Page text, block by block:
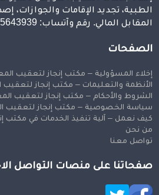
الطبية، تجديد الإقامات والجوازات،
المقابل المالي. رقم وآتساب: 00966545643939
الصفحات
إخلاء المسؤولية – مكتب إنجاز لتعقيب
الأنظمة والتعليمات – مكتب إنجاز لتعقيب
الشروط والأحكام – مكتب إنجاز لتعقيب
سياسة الخصوصية – مكتب إنجاز لتعقيب
كيف نعمل – آلية تنفيذ الخدمات في مكتب
من نحن
تواصل معنا
صفحاتنا على منصات التواصل